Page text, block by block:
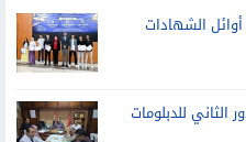
الشهادات
الثاني للدبلومات